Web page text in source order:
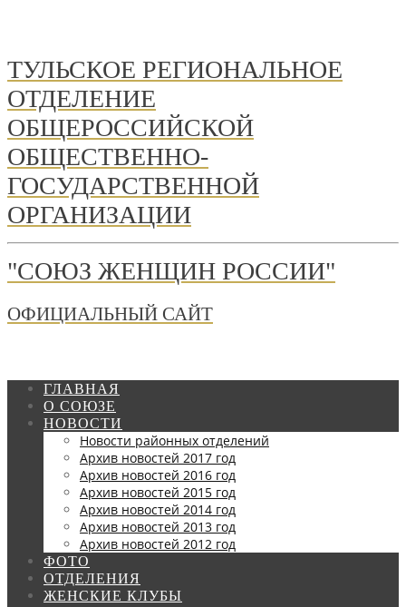
ТУЛЬСКОЕ РЕГИОНАЛЬНОЕ
ОТДЕЛЕНИЕ
ОБЩЕРОССИЙСКОЙ
ОБЩЕСТВЕННО-
ГОСУДАРСТВЕННОЙ
ОРГАНИЗАЦИИ
"СОЮЗ ЖЕНЩИН РОССИИ"
ОФИЦИАЛЬНЫЙ САЙТ
ГЛАВНАЯ
О СОЮЗЕ
НОВОСТИ
Новости районных отделений
Архив новостей 2017 год
Архив новостей 2016 год
Архив новостей 2015 год
Архив новостей 2014 год
Архив новостей 2013 год
Архив новостей 2012 год
ФОТО
ОТДЕЛЕНИЯ
ЖЕНСКИЕ КЛУБЫ